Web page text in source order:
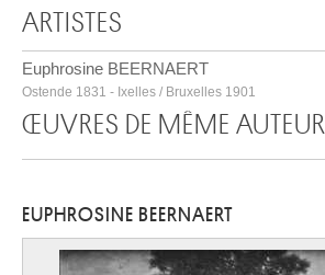
ARTISTES
Euphrosine BEERNAERT
Ostende 1831 - Ixelles / Bruxelles 1901
ŒUVRES DE MÊME AUTEUR
EUPHROSINE BEERNAERT